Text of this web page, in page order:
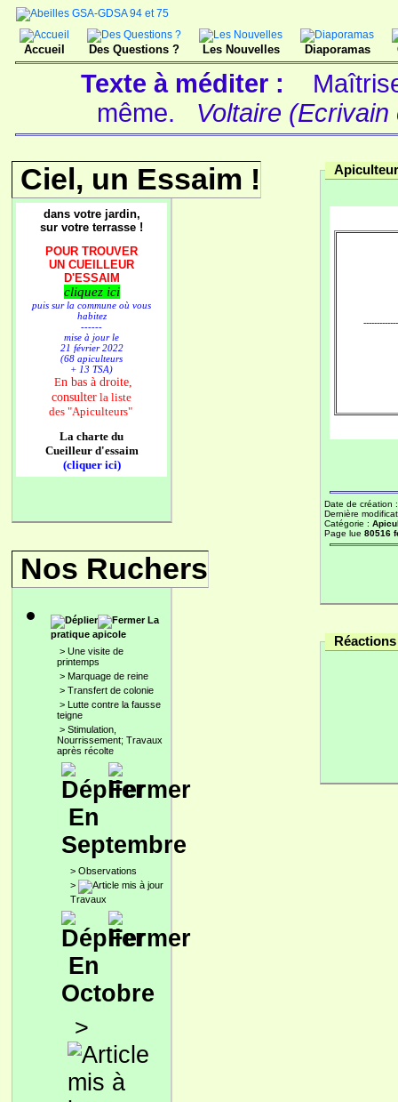
Accueil Des Questions ? Les Nouvelles Diaporamas
Texte à méditer :
même.
Voltaire
Ciel, un Essaim !
dans votre jardin,
sur votre terrasse !
POUR TROUVER
UN CUEILLEUR
D'ESSAIM
cliquez ici
puis sur la commune où vous
habitez
------
mise à jour le
21 février 2022
(68 apiculteurs
+ 13 TSA)
En bas à droite,
consulter la liste
des "Apiculteurs"
La charte du
Cueilleur d'essaim
(cliquer ici)
Nos Ruchers
La
pratique apicole
> Une visite de
printemps
> Marquage de reine
> Transfert de colonie
> Lutte contre la fausse
teigne
> Stimulation,
Nourrissement; Travaux
après récolte
En
Septembre
> Observations
>
Travaux
En
Octobre
>
Date de création
Dernière
Catégorie :
Page lue 80516